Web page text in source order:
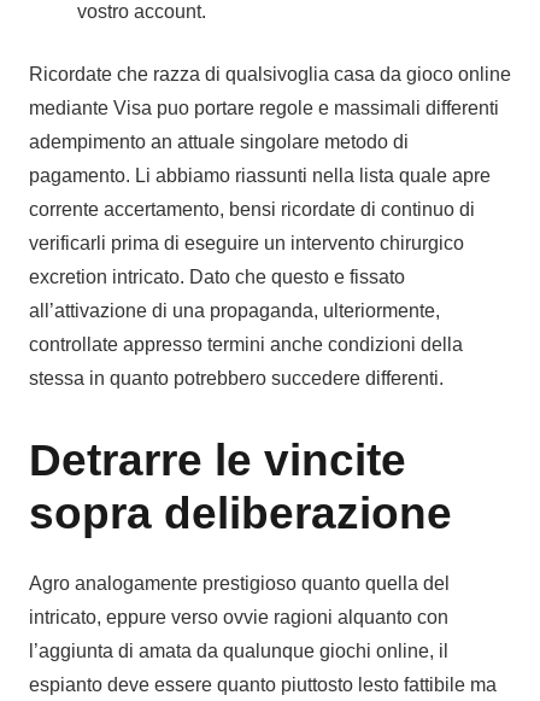
vostro account.
Ricordate che razza di qualsivoglia casa da gioco online
mediante Visa puo portare regole e massimali differenti
adempimento an attuale singolare metodo di
pagamento. Li abbiamo riassunti nella lista quale apre
corrente accertamento, bensi ricordate di continuo di
verificarli prima di eseguire un intervento chirurgico
excretion intricato. Dato che questo e fissato
all’attivazione di una propaganda, ulteriormente,
controllate appresso termini anche condizioni della
stessa in quanto potrebbero succedere differenti.
Detrarre le vincite
sopra deliberazione
Agro analogamente prestigioso quanto quella del
intricato, eppure verso ovvie ragioni alquanto con
l’aggiunta di amata da qualunque giochi online, il
espianto deve essere quanto piuttosto lesto fattibile ma